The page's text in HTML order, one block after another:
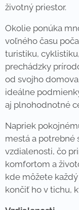
životný priestor.
Okolie ponúka
voľného času
turistiku,
prechádzky
od svojho
ideálne
aj plnohodnotné
Napriek
mestá a potrebné
vzdialenosti, čo
komfortom a
kde môžete
končiť ho v tichu,